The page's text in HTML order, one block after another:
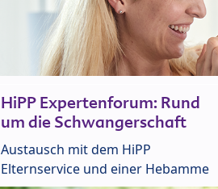
HiPP Expertenforum: Rund
um die Schwangerschaft
Austausch mit dem HiPP
Elternservice und einer Hebamme